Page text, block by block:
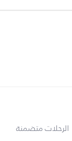
الرحلات متضمنة